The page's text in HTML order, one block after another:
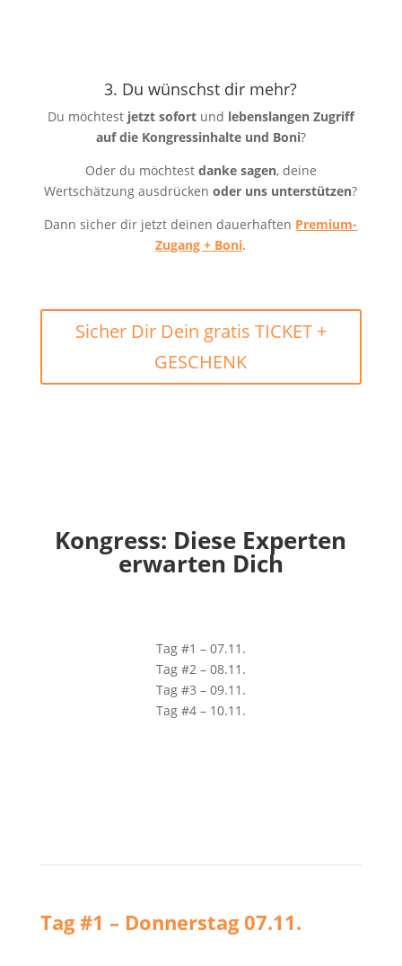
3. Du wünschst dir mehr?
Du möchtest jetzt sofortund lebenslangen Zugriff
auf die Kongressinhalte und Boni?
Oder du möchtest danke sagen, deine
Wertschätzung ausdrückenoder uns unterstützen?
Dann sicher dir jetzt deinen dauerhaften Premium-
Zugang + Boni.
Sicher Dir Dein gratis TICKET +
GESCHENK
Kongress: Diese Experten
erwarten Dich
Tag #1 – 07.11.
Tag #2 – 08.11.
Tag #3 – 09.11.
Tag #4 – 10.11.
Tag #1 – Donnerstag 07.11.